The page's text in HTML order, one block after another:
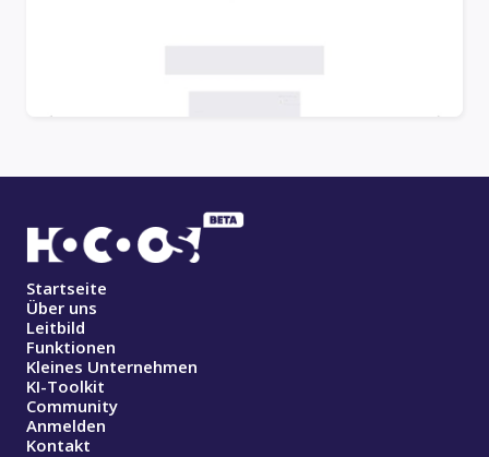
Startseite
Über uns
Leitbild
Funktionen
Kleines Unternehmen
KI-Toolkit
Community
Anmelden
Kontakt